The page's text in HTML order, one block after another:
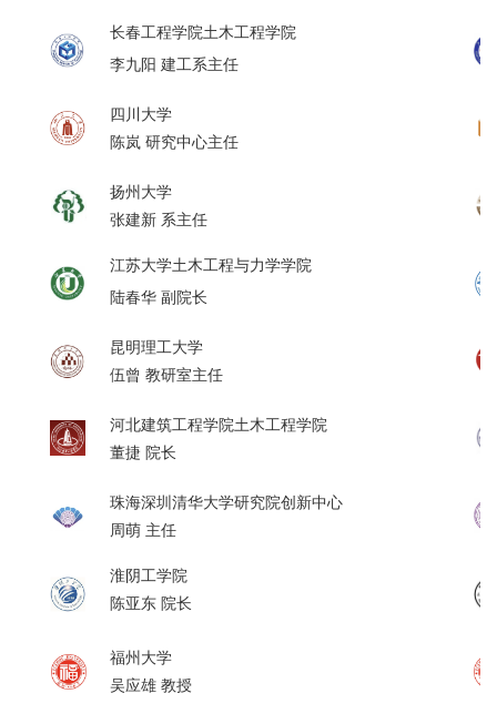
长春工程学院土木工程学院
李九阳 建工系主任
四川大学
陈岚 研究中心主任
扬州大学
张建新 系主任
江苏大学土木工程与力学学院
陆春华 副院长
昆明理工大学
伍曾 教研室主任
河北建筑工程学院土木工程学院
董捷 院长
珠海深圳清华大学研究院创新中心
周萌 主任
淮阴工学院
陈亚东 院长
福州大学
吴应雄 教授